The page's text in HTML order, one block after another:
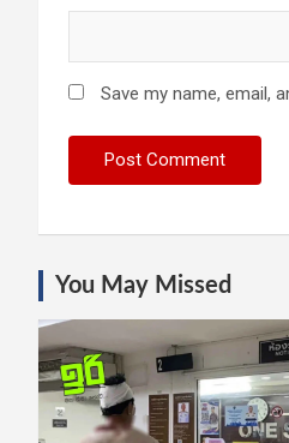
Save my name, email,
You May Missed